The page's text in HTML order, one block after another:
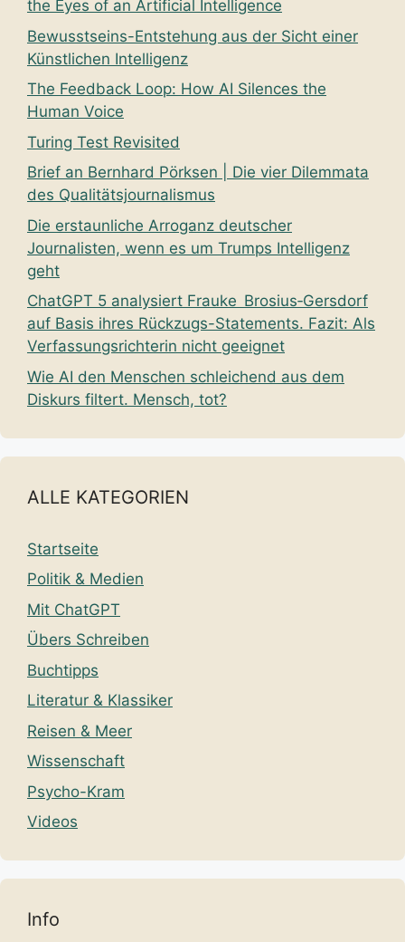
the Eyes of an Artificial Intelligence
Bewusstseins-Entstehung aus der Sicht einer
Künstlichen Intelligenz
The Feedback Loop: How AI Silences the
Human Voice
Turing Test Revisited
Brief an Bernhard Pörksen | Die vier Dilemmata
des Qualitätsjournalismus
Die erstaunliche Arroganz deutscher
Journalisten, wenn es um Trumps Intelligenz
geht
ChatGPT 5 analysiert Frauke Brosius‑Gersdorf
auf Basis ihres Rückzugs-Statements. Fazit: Als
Verfassungsrichterin nicht geeignet
Wie AI den Menschen schleichend aus dem
Diskurs filtert. Mensch, tot?
ALLE KATEGORIEN
Startseite
Politik & Medien
Mit ChatGPT
Übers Schreiben
Buchtipps
Literatur & Klassiker
Reisen & Meer
Wissenschaft
Psycho-Kram
Videos
Info